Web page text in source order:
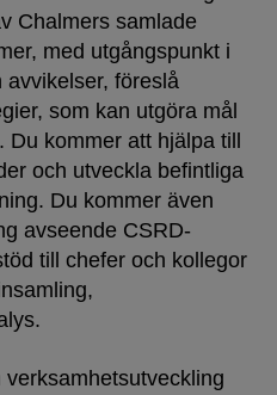
Chalmers samlade
med utgångspunkt i
avvikelser, föreslå
som kan utgöra mål
kommer att hjälpa till
och utveckla befintliga
Du kommer även
avseende CSRD-
till chefer och kollegor